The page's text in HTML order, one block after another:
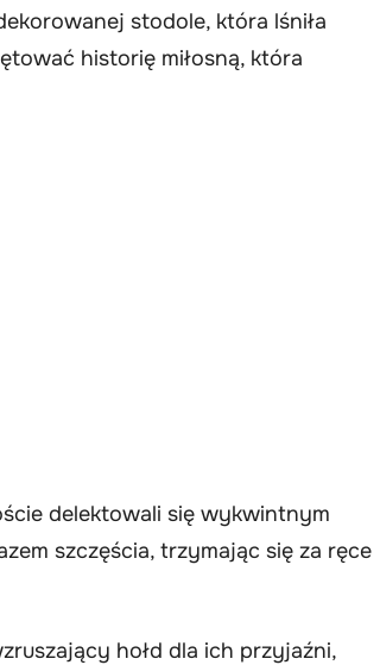
stodole, która lśniła
historię miłosną, która
delektowali się wykwintnym
szczęścia, trzymając się za ręce
hołd dla ich przyjaźni,